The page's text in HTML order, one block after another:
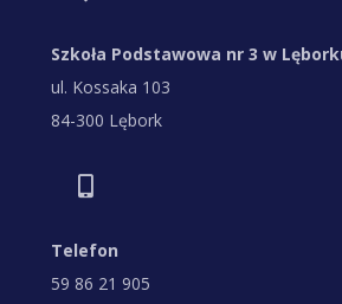
Szkoła Podstawowa nr 3 w
ul. Kossaka 103
84-300 Lębork
Telefon
59 86 21 905